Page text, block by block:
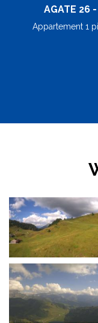
AGATE 26
Appartement 1